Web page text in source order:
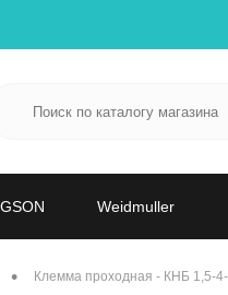
Weidmuller
• Клемма проходная - КНБ 1,5-